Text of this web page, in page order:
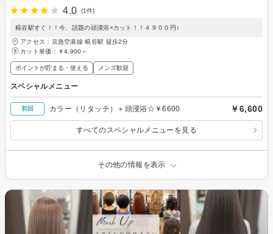
4.0 (1件)
糀谷駅すぐ！！今、話題の頭浸浴×カット！！４９００円♪
アクセス：京急空港線 糀谷駅 徒歩2分
カット単価： ￥4,900～
ポイントが貯まる・使える メンズ歓迎
スペシャルメニュー
初回 カラー（リタッチ）＋頭浸浴☆￥6600 ￥6,600
すべてのスペシャルメニューを見る
その他の情報を表示